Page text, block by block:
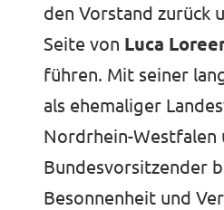
den Vorstand zurück
Seite von Luca
führen. Mit seiner
als ehemaliger
Nordrhein-Westfalen
Bundesvorsitzender
Besonnenheit und